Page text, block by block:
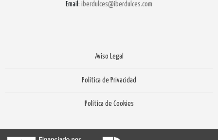
Email: iberdulces@iberdulces.com
Aviso Legal
Política de Privacidad
Política de Cookies